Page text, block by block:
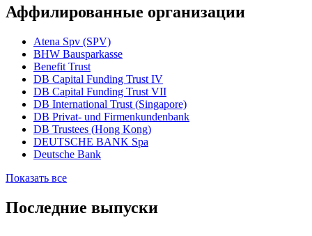
Аффилированные организации
Atena Spv (SPV)
BHW Bausparkasse
Benefit Trust
DB Capital Funding Trust IV
DB Capital Funding Trust VII
DB International Trust (Singapore)
DB Privat- und Firmenkundenbank
DB Trustees (Hong Kong)
DEUTSCHE BANK Spa
Deutsche Bank
Показать все
Последние выпуски